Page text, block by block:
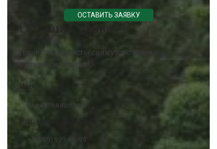
ОСТАВИТЬ ЗАЯВКУ
Оставить заявку
Наши специалисты свяжутся с вами в
ближайшее время!
Имя
Ваш номер телефона